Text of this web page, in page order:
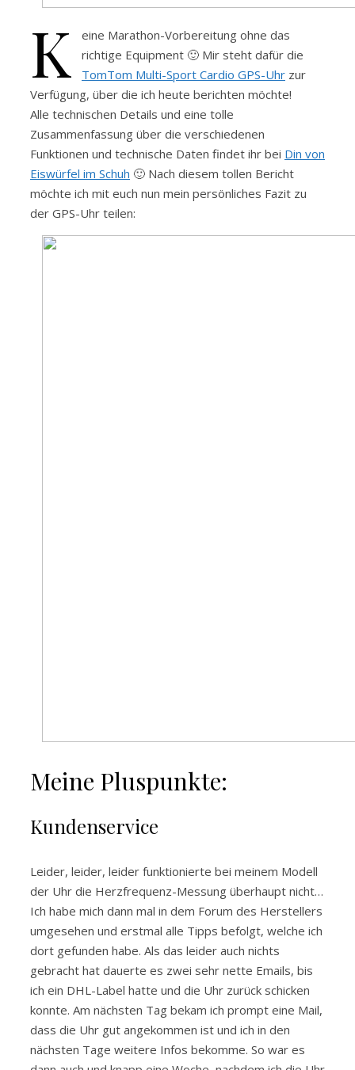
K
eine Marathon-Vorbereitung ohne das
richtige Equipment 🙂 Mir steht dafür die
TomTom Multi-Sport Cardio GPS-Uhr zur
Verfügung, über die ich heute berichten möchte!
Alle technischen Details und eine tolle
Zusammenfassung über die verschiedenen
Funktionen und technische Daten findet ihr bei Din von
Eiswürfel im Schuh 🙂 Nach diesem tollen Bericht
möchte ich mit euch nun mein persönliches Fazit zu
der GPS-Uhr teilen:
Meine Pluspunkte:
Kundenservice
Leider, leider, leider funktionierte bei meinem Modell
der Uhr die Herzfrequenz-Messung überhaupt nicht…
Ich habe mich dann mal in dem Forum des Herstellers
umgesehen und erstmal alle Tipps befolgt, welche ich
dort gefunden habe. Als das leider auch nichts
gebracht hat dauerte es zwei sehr nette Emails, bis
ich ein DHL-Label hatte und die Uhr zurück schicken
konnte. Am nächsten Tag bekam ich prompt eine Mail,
dass die Uhr gut angekommen ist und ich in den
nächsten Tage weitere Infos bekomme. So war es